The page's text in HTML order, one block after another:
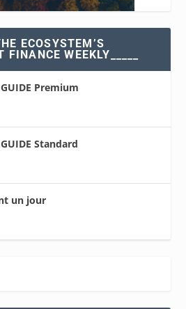
ECOSYSTEM’S
FINANCE WEEKLY_____
Premium
Standard
un jour